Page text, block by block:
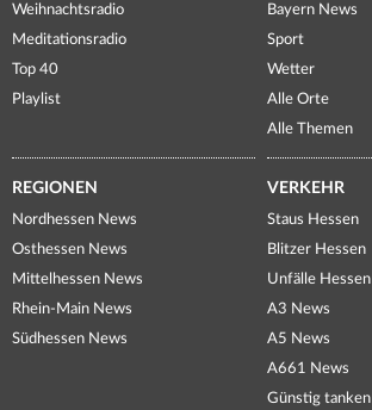
Weihnachtsradio
Meditationsradio
Top 40
Playlist
Bayern News
Sport
Wetter
Alle Orte
Alle Themen
REGIONEN
Nordhessen News
Osthessen News
Mittelhessen News
Rhein-Main News
Südhessen News
VERKEHR
Staus Hessen
Blitzer Hessen
Unfälle Hessen
A3 News
A5 News
A661 News
Günstig tanken